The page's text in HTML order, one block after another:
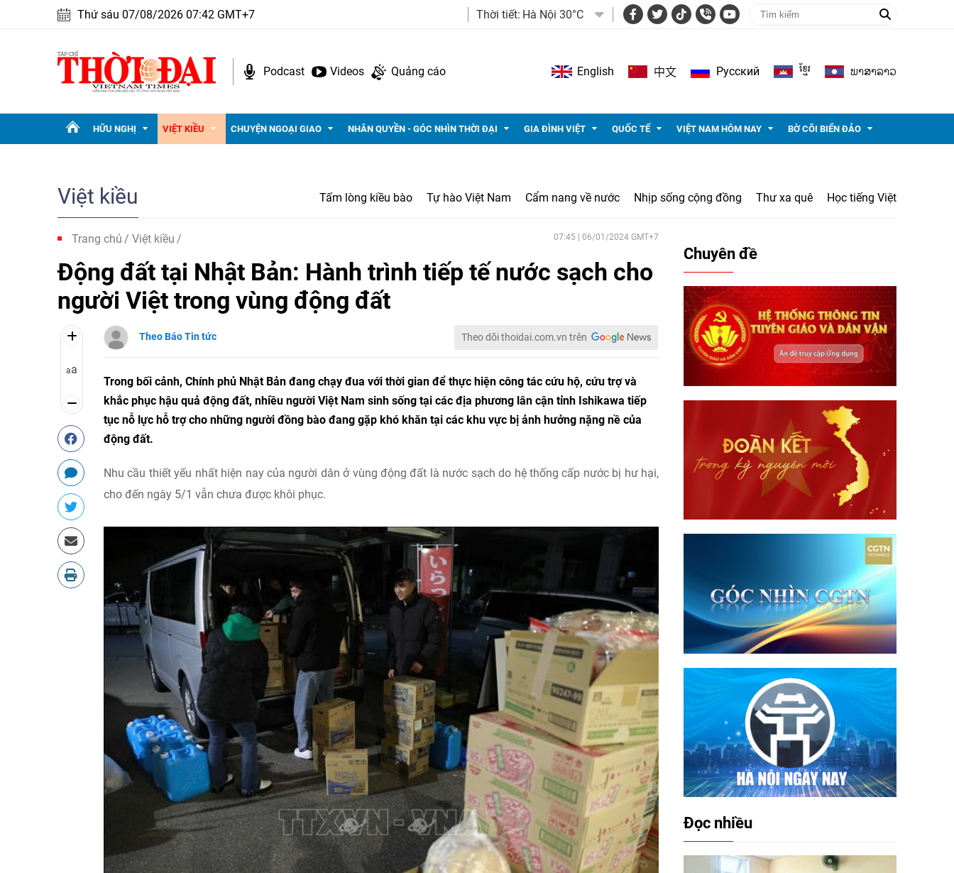
Thứ sáu 07/08/2026 07:42 GMT+7 Thời tiết: Hà Nội 30°C
Podcast Videos Quảng cáo English 中文 Pусский ខ្មែរ ພາ​ສາ​ລາວ
HỮU NGHỊ VIỆT KIỀU CHUYỆN NGOẠI GIAO NHÂN QUYỀN - GÓC NHÌN THỜI ĐẠI GIA ĐÌNH VIỆT QUỐC TẾ VIỆT NAM HÔM NAY BỜ CÕI BIỂN ĐẢO
Việt kiều Tấm lòng kiều bào Tự hào Việt Nam Cẩm nang về nước Nhịp sống cộng đồng Thư xa quê Học tiếng Việt
Trang chủ Việt kiều 07:45 | 06/01/2024 GMT+7
Động đất tại Nhật Bản: Hành trình tiếp tế nước sạch cho
người Việt trong vùng động đất
aa
Theo Báo Tin tức Theo dõi thoidai.com.vn trên
Trong bối cảnh, Chính phủ Nhật Bản đang chạy đua với thời gian để thực hiện công tác cứu hộ, cứu trợ và
khắc phục hậu quả động đất, nhiều người Việt Nam sinh sống tại các địa phương lân cận tỉnh Ishikawa tiếp
tục nỗ lực hỗ trợ cho những người đồng bào đang gặp khó khăn tại các khu vực bị ảnh hưởng nặng nề của
động đất.
Nhu cầu thiết yếu nhất hiện nay của người dân ở vùng động đất là nước sạch do hệ thống cấp nước bị hư hại,
cho đến ngày 5/1 vẫn chưa được khôi phục.
Chuyên đề
Đọc nhiều